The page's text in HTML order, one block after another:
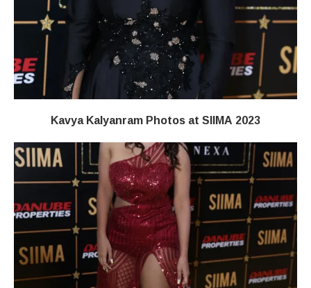
Kavya Kalyanram Photos at SIIMA 2023